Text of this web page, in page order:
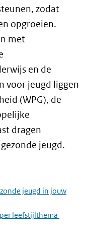
zodat
opgroeien.
met
en de
voor jeugd liggen
(WPG), de
dragen
jeugd.
jeugd in jouw
leefstijlthema